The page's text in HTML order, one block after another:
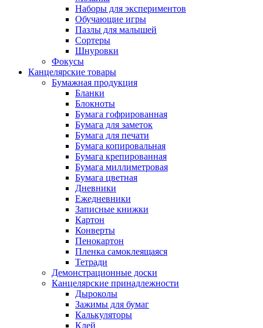
Наборы для экспериментов
Обучающие игры
Пазлы для малышей
Сортеры
Шнуровки
Фокусы
Канцелярские товары
Бумажная продукция
Бланки
Блокноты
Бумага гофрированная
Бумага для заметок
Бумага для печати
Бумага копировальная
Бумага крепированная
Бумага миллиметровая
Бумага цветная
Дневники
Ежедневники
Записные книжки
Картон
Конверты
Пенокартон
Пленка самоклеящаяся
Тетради
Демонстрационные доски
Канцелярские принадлежности
Дыроколы
Зажимы для бумаг
Калькуляторы
Клей